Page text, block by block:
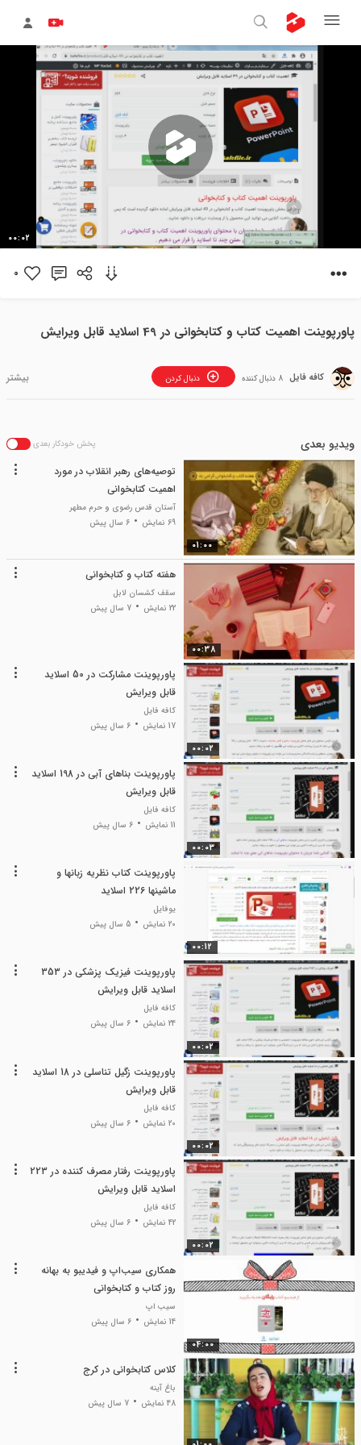
پخش
00:02
0
پاورپوینت اهمیت کتاب و کتابخوانی در 49 اسلاید قابل ویرایش
کافه فایل دنبال کردن 8 دنبال کننده
ویدیو بعدی پخش خودکار بعدی
01:00
توصیه‌های رهبر انقلاب در مورد
اهمیت کتابخوانی
آستان قدس رضوی و حرم مطهر
69 نمایش
6 سال پیش
00:38
هفته کتاب و کتابخوانی
سقف کشسان لابل
22 نمایش
7 سال پیش
00:02
پاورپوینت مشارکت در 50 اسلاید
قابل ویرایش
کافه فایل
17 نمایش
6 سال پیش
00:03
پاورپوینت بناهای آبی در 198 اسلاید
قابل ویرایش
کافه فایل
11 نمایش
6 سال پیش
00:12
پاورپوینت کتاب نظریه زبانها و
ماشینها 226 اسلاید
یوفایل
20 نمایش
5 سال پیش
00:02
پاورپوینت فیزیک پزشکی در 353
اسلاید قابل ویرایش
کافه فایل
24 نمایش
6 سال پیش
00:02
پاورپوینت زگیل تناسلی در 18 اسلاید
قابل ویرایش
کافه فایل
20 نمایش
6 سال پیش
00:02
پاورپوینت رفتار مصرف کننده در 223
اسلاید قابل ویرایش
کافه فایل
42 نمایش
6 سال پیش
04:00
همکاری سیب‌اپ و فیدیبو به بهانه
روز کتاب و کتابخوانی
سیب اپ
14 نمایش
6 سال پیش
کلاس کتابخوانی در کرج
باغ آینه
48 نمایش
7 سال پیش